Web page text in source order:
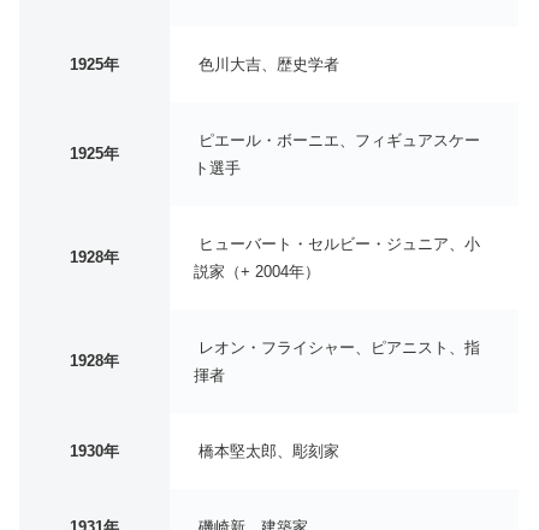
1925年 色川大吉、歴史学者
1925年
ピエール・ボーニエ、フィギュアスケー
ト選手
1928年
ヒューバート・セルビー・ジュニア、小
説家（+ 2004年）
1928年
レオン・フライシャー、ピアニスト、指
揮者
1930年 橋本堅太郎、彫刻家